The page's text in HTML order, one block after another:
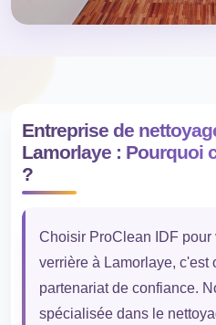
Entreprise de
Lamorlaye : Pourquoi
?
Choisir ProClean IDF pour
verrière à Lamorlaye, c'est
partenariat de confiance.
spécialisée dans le